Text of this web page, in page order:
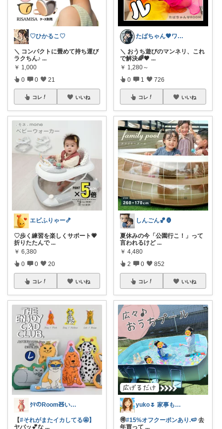
♡ひかるこ♡
＼ コンパクトに畳めて持ち運び
ラクちん♪ ...
￥ 1,000
0 0 21
コレ いいね
エビふりゃー🍤
♡歩く練習を楽しくサポート💗
折りたたんで ...
￥ 6,380
0 0 20
コレ いいね
ｸﾏのRoom🧸いつもあざます😘✨️
【#それがまたイカしてる🤩】
ヤバッ💕な ...
たばちゃん🖤ワンオペママ👶⌇朝コレ
＼ おうち遊びのマンネリ、これ
で解決🌈🖤 ...
￥ 1,280～
0 1 726
コレ いいね
しんごん🏀🦍
夏休みの今「公園行こ！」って
言われるけど...
￥ 4,480
2 0 852
コレ いいね
yuko🌷 家事も育児もちょっとラクに
🉐#15%オフクーポンあり.🍉 去
年買って ...